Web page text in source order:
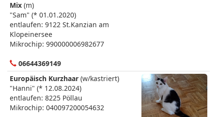
Mix (m)
"Sam" (* 01.01.2020)
entlaufen: 9122 St.Kanzian am
Klopeinersee
Mikrochip: 990000006982677
06644369149
Europäisch Kurzhaar (w/kastriert)
"Hanni" (* 12.08.2024)
entlaufen: 8225 Pöllau
Mikrochip: 040097200054632